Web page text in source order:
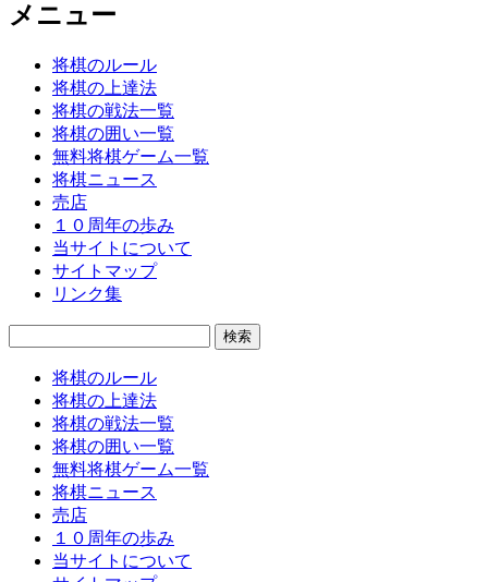
メニュー
将棋のルール
将棋の上達法
将棋の戦法一覧
将棋の囲い一覧
無料将棋ゲーム一覧
将棋ニュース
売店
１０周年の歩み
当サイトについて
サイトマップ
リンク集
将棋のルール
将棋の上達法
将棋の戦法一覧
将棋の囲い一覧
無料将棋ゲーム一覧
将棋ニュース
売店
１０周年の歩み
当サイトについて